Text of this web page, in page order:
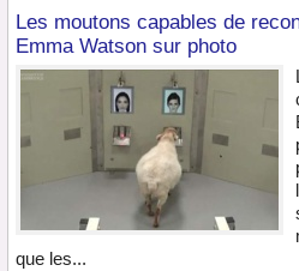
Les moutons capables de
Emma Watson sur photo
que les...